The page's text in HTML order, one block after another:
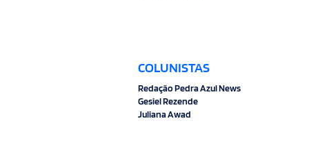
COLUNISTAS
Redação Pedra Azul News
Gesiel Rezende
Juliana Awad